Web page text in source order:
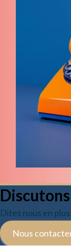
Dites nous en
Nous